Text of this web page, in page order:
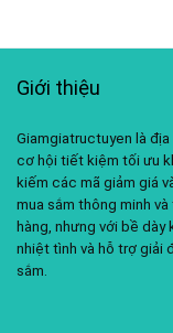
Giới thiệu
Giamgiatructuyen là
cơ hội tiết kiệm tối ưu
kiếm các mã giảm giá
mua sắm thông minh
hàng, nhưng với bề dày
nhiệt tình và hỗ trợ giải
sắm.